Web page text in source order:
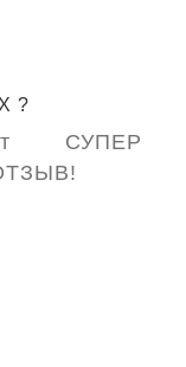
?
СУПЕР